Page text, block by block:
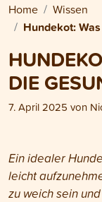
Home Wissen
Hundekot:
DIE
7. April 2025 von
Ein idealer
leicht
zu weich sein